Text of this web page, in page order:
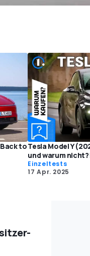
toTesla Model Y
und warum
Einzeltests
17 Apr. 2025